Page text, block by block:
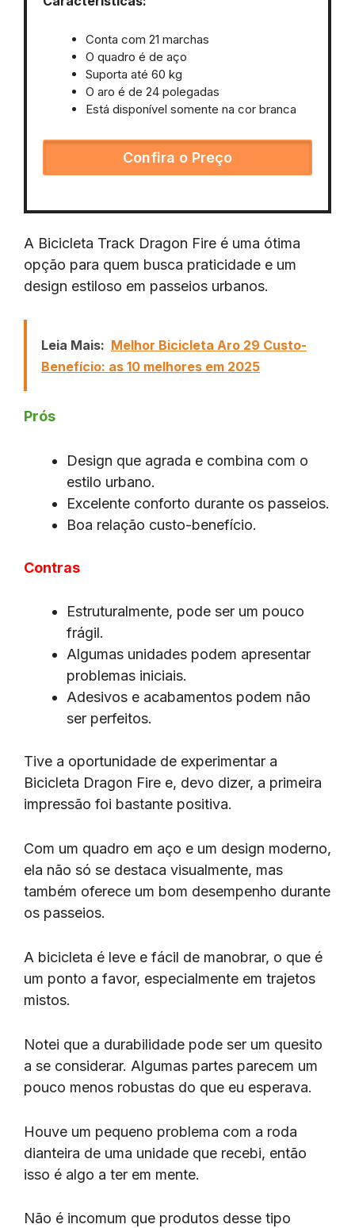
Conta com 21 marchas
O quadro é de aço
Suporta até 60 kg
O aro é de 24 polegadas
Está disponível somente na cor branca
Confira o Preço
A Bicicleta Track Dragon Fire é uma ótima
opção para quem busca praticidade e um
design estiloso em passeios urbanos.
Leia Mais: Melhor Bicicleta Aro 29 Custo-
Benefício: as 10 melhores em 2025
Prós
Design que agrada e combina com o
estilo urbano.
Excelente conforto durante os passeios.
Boa relação custo-benefício.
Contras
Estruturalmente, pode ser um pouco
frágil.
Algumas unidades podem apresentar
problemas iniciais.
Adesivos e acabamentos podem não
ser perfeitos.
Tive a oportunidade de experimentar a
Bicicleta Dragon Fire e, devo dizer, a primeira
impressão foi bastante positiva.
Com um quadro em aço e um design moderno,
ela não só se destaca visualmente, mas
também oferece um bom desempenho durante
os passeios.
A bicicleta é leve e fácil de manobrar, o que é
um ponto a favor, especialmente em trajetos
mistos.
Notei que a durabilidade pode ser um quesito
a se considerar. Algumas partes parecem um
pouco menos robustas do que eu esperava.
Houve um pequeno problema com a roda
dianteira de uma unidade que recebi, então
isso é algo a ter em mente.
Não é incomum que produtos desse tipo